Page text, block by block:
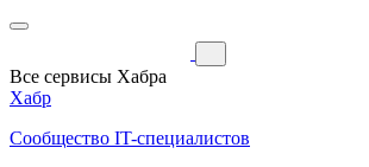
Все сервисы Хабра
Хабр
Сообщество IT-специалистов